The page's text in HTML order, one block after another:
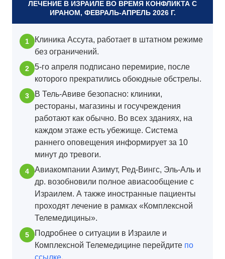
ЛЕЧЕНИЕ В ИЗРАИЛЕ ВО ВРЕМЯ КОНФЛИКТА С
ИРАНОМ, ФЕВРАЛЬ-АПРЕЛЬ 2026 Г.
Клиника Ассута, работает в штатном режиме
без ограничений.
5-го апреля подписано перемирие, после
которого прекратились обоюдные обстрелы.
В Тель-Авиве безопасно: клиники,
рестораны, магазины и госучреждения
работают как обычно. Во всех зданиях, на
каждом этаже есть убежище. Система
раннего оповещения информирует за 10
минут до тревоги.
Авиакомпании Азимут, Ред-Вингс, Эль-Аль и
др. возобновили полное авиасообщение с
Израилем. А также иностранные пациенты
проходят лечение в рамках «Комплексной
Телемедицины».
Подробнее о ситуации в Израиле и
Комплексной Телемедицине перейдите по